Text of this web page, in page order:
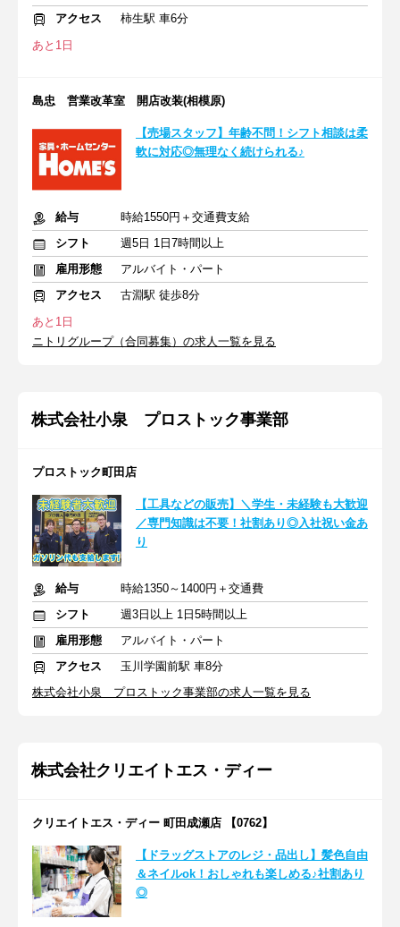
アクセス
柿生駅 車6分
あと1日
島忠 営業改革室 開店改装(相模原)
【売場スタッフ】年齢不問！シフト相談は柔
軟に対応◎無理なく続けられる♪
給与
時給1550円＋交通費支給
シフト
週5日 1日7時間以上
雇用形態
アルバイト・パート
アクセス
古淵駅 徒歩8分
あと1日
ニトリグループ（合同募集）の求人一覧を見る
株式会社小泉 プロストック事業部
プロストック町田店
【工具などの販売】＼学生・未経験も大歓迎
／専門知識は不要！社割あり◎入社祝い金あ
り
給与
時給1350～1400円＋交通費
シフト
週3日以上 1日5時間以上
雇用形態
アルバイト・パート
アクセス
玉川学園前駅 車8分
株式会社小泉 プロストック事業部の求人一覧を見る
株式会社クリエイトエス・ディー
クリエイトエス・ディー 町田成瀬店 【0762】
【ドラッグストアのレジ・品出し】髪色自由
＆ネイルok！おしゃれも楽しめる♪社割あり
◎